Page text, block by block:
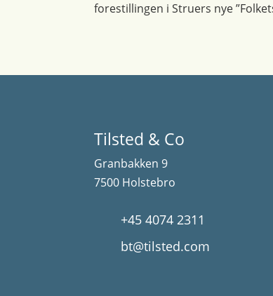
forestillingen i Struers nye
Tilsted & Co
Granbakken 9
7500 Holstebro
+45 4074 2311
bt@tilsted.com